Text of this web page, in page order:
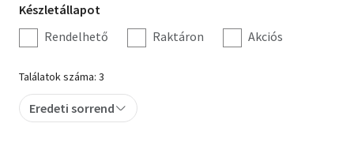
Művészet
Szakkönyv
Szótár, nyelvkönyv
Tankönyv, segédkönyv
Készletállapot
szűrés
Készletállapot
Rendelhető
Raktáron Akciós
Találatok száma: 3
Eredeti sorrend